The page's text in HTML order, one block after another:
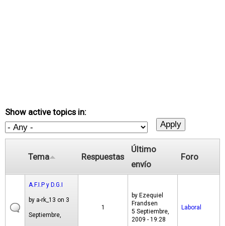
Show active topics in:
Tema Respuestas
Último
envío
Foro
A.F.I.P y D.G.I
by a-rk_13 on 3
Septiembre,
1
by Ezequiel
Frandsen
5 Septiembre,
2009 - 19:28
Laboral